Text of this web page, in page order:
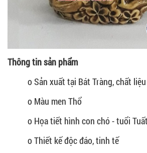
Thông tin sản phẩm
o Sản xuất tại Bát Tràng, chất
o Màu men Thổ
o Họa tiết hình con chó - tuổi
o Thiết kế độc đáo, tinh tế